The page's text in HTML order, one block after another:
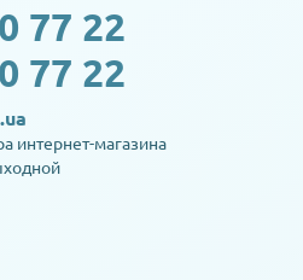
77 22
77 22
интернет-магазина